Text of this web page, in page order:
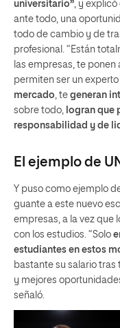
universitario” , y
ante todo, una
todo de cambio y de
profesional. “Están
las empresas, te ponen
permiten ser un
mercado , te generan
sobre todo,
logran que
responsabilidad y de
El ejemplo de
Y puso como ejemplo
guante a este nuevo
empresas, a la vez que
con los estudios. “Solo
estudiantes en estos
bastante su salario
y mejores
señaló.